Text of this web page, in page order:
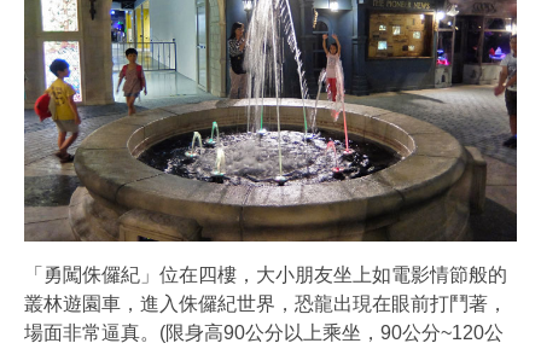
「勇闖侏儸紀」位在四樓，大小朋友坐上如電影情節般的
叢林遊園車，進入侏儸紀世界，恐龍出現在眼前打鬥著，
場面非常逼真。(限身高90公分以上乘坐，90公分~120公